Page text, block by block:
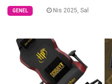
GENEL Nis 2025, Sal